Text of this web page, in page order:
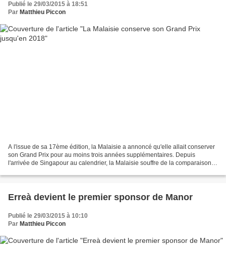
Publié le 29/03/2015 à 18:51
Par Matthieu Piccon
A l'issue de sa 17ème édition, la Malaisie a annoncé qu'elle allait conserver
son Grand Prix pour au moins trois années supplémentaires. Depuis
l'arrivée de Singapour au calendrier, la Malaisie souffre de la comparaison.
Erreà devient le premier sponsor de Manor
Publié le 29/03/2015 à 10:10
Par Matthieu Piccon